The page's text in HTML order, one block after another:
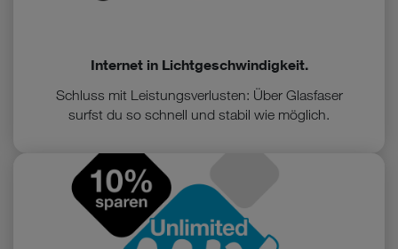
Internet in Lichtgeschwindigkeit.
Schluss mit Leistungsverlusten: Über Glasfaser
surfst du so schnell und stabil wie möglich.